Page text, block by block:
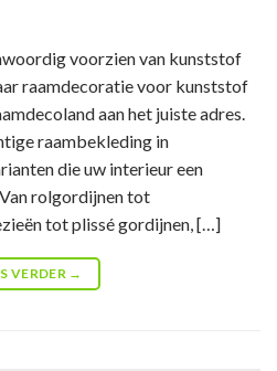
voorzien van kunststof
raamdecoratie voor kunststof
aan het juiste adres.
raambekleding in
die uw interieur een
rolgordijnen tot
tot plissé gordijnen, […]
VERDER →